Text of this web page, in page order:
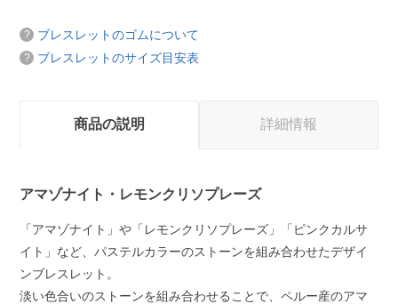
ブレスレットのゴムについて
ブレスレットのサイズ目安表
商品の説明 詳細情報
アマゾナイト・レモンクリソプレーズ
「アマゾナイト」や「レモンクリソプレーズ」「ピンクカルサ
イト」など、パステルカラーのストーンを組み合わせたデザイ
ンブレスレット。
淡い色合いのストーンを組み合わせることで、ペルー産のアマ